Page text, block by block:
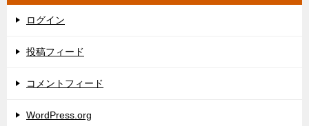
ログイン
投稿フィード
コメントフィード
WordPress.org